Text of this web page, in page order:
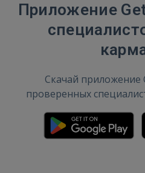
Приложение
Скачай приложение
проверенных